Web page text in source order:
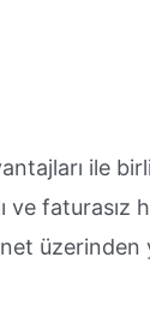
ile
faturasız